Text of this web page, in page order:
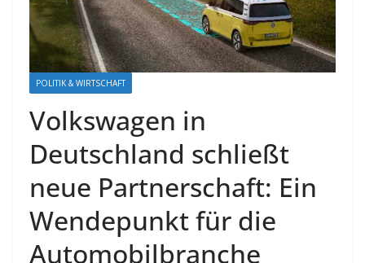
POLITIK & WIRTSCHAFT
Volkswagen in
Deutschland schließt
neue Partnerschaft: Ein
Wendepunkt für die
Automobilbranche